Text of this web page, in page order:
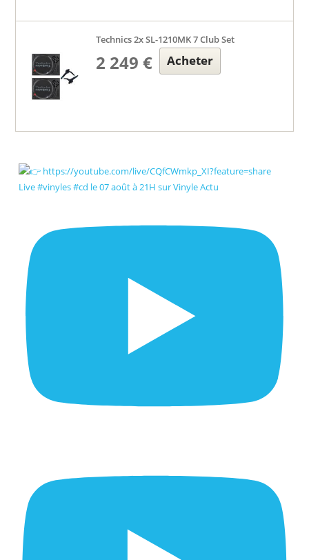
Technics 2x SL-1210MK 7 Club Set
2 249 € Acheter
Live #vinyles #cd le 07 août à 21H sur Vinyle Actu